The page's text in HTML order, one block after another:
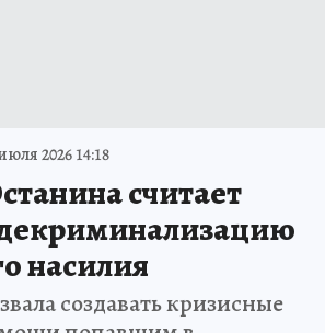
2026 14:18
считает
насилия
создавать кризисные